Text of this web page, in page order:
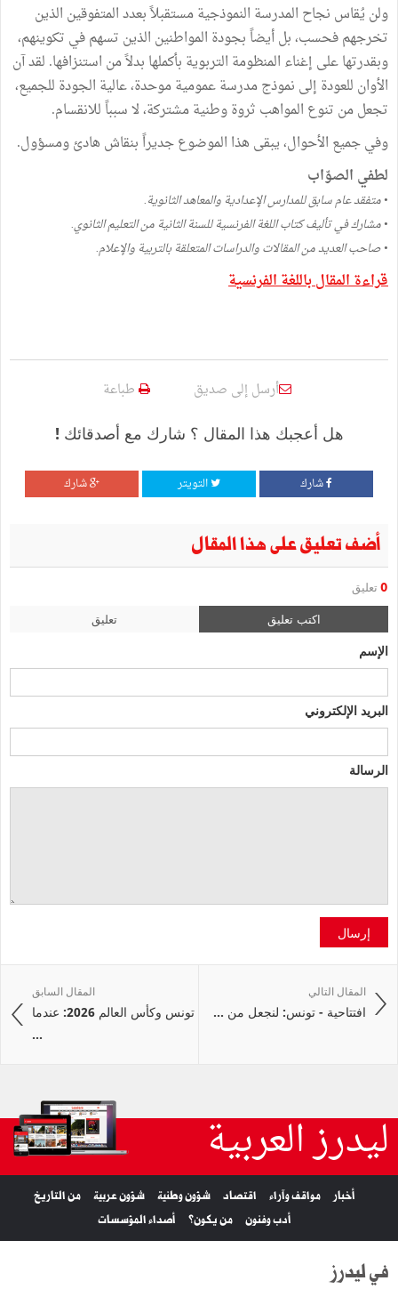
ولن يُقاس نجاح المدرسة النموذجية مستقبلاً بعدد المتفوقين الذين
تخرجهم فحسب، بل أيضاً بجودة المواطنين الذين تسهم في تكوينهم،
وبقدرتها على إغناء المنظومة التربوية بأكملها بدلاً من استنزافها. لقد آن
الأوان للعودة إلى نموذج مدرسة عمومية موحدة، عالية الجودة للجميع،
تجعل من تنوع المواهب ثروة وطنية مشتركة، لا سبباً للانقسام.
وفي جميع الأحوال، يبقى هذا الموضوع جديراً بنقاش هادئ ومسؤول.
لطفي الصوّاب
• متفقد عام سابق للمدارس الإعدادية والمعاهد الثانوية.
• مشارك في تأليف كتاب اللغة الفرنسية للسنة الثانية من التعليم الثانوي.
• صاحب العديد من المقالات والدراسات المتعلقة بالتربية والإعلام.
قراءة المقال باللغة الفرنسية
أرسل إلى صديق طباعة
هل أعجبك هذا المقال ؟ شارك مع أصدقائك !
شارك التويتر شارك
أضف تعليق على هذا المقال
0 تعليق
اكتب تعليق تعليق
الإسم
البريد الإلكتروني
الرسالة
إرسال
المقال السابق
تونس وكأس العالم 2026: عندما
...
المقال التالي
افتتاحية - تونس: لنجعل من ...
ليدرز العربية
أخبار مواقف وآراء اقتصاد شؤون وطنية شؤون عربية
من التاريخ
أدب وفنون
من يكون؟ أصداء المؤسسات
في ليدرز